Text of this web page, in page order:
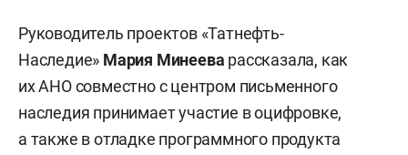
Руководитель проектов «Татнефть-
Наследие» Мария Минеева рассказала, как
их АНО совместно с центром письменного
наследия принимает участие в оцифровке,
а также в отладке программного продукта